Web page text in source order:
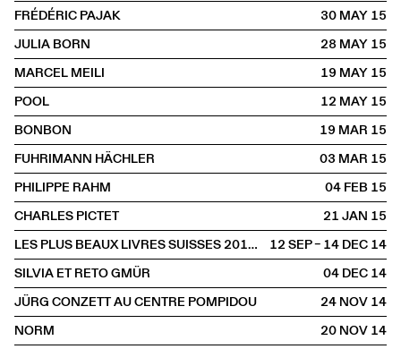
FRÉDÉRIC PAJAK
30 MAY2015
JULIA BORN
28 MAY2015
MARCEL MEILI
19 MAY2015
POOL
12 MAY2015
BONBON
19 MAR2015
FUHRIMANN HÄCHLER
03 MAR2015
PHILIPPE RAHM
04 FEB2015
CHARLES PICTET
21 JAN2015
LES PLUS BEAUX LIVRES SUISSES 2013 À LA LIBRAIRIE
12 SEP – 14 DEC2014
SILVIA ET RETO GMÜR
04 DEC2014
JÜRG CONZETT AU CENTRE POMPIDOU
24 NOV2014
NORM
20 NOV2014